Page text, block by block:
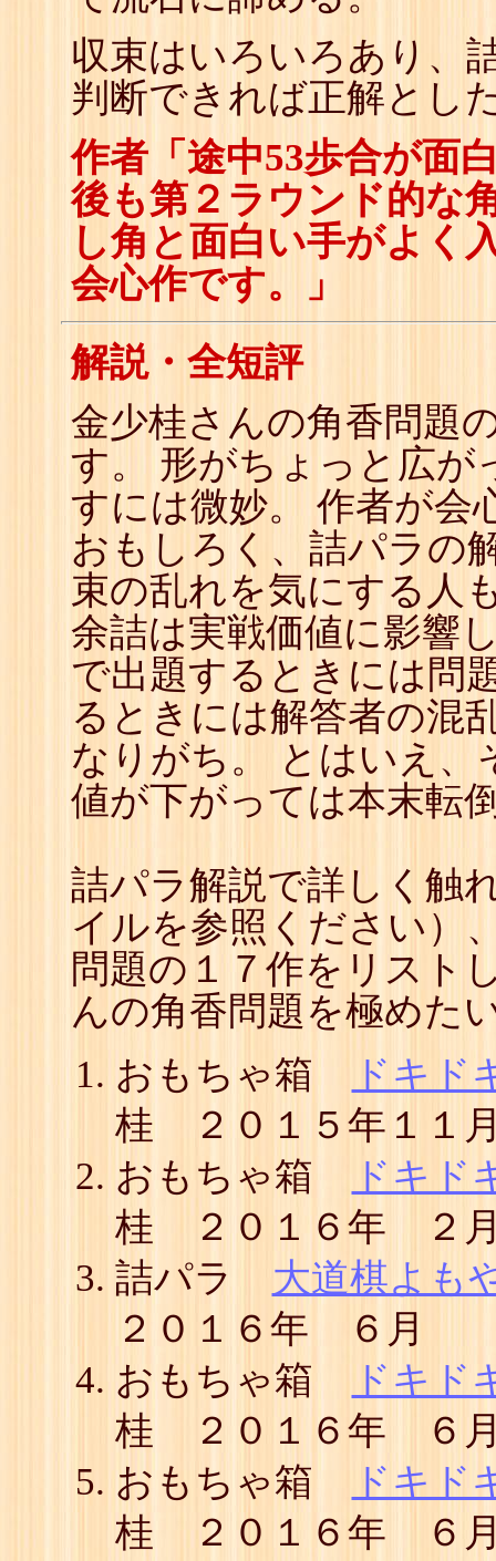
収束はいろいろあり、
判断できれば正解とし
作者「途中53歩合が面
後も第２ラウンド的な
し角と面白い手がよく
会心作です。」
解説・全短評
金少桂さんの角香問題
す。 形がちょっと広が
すには微妙。 作者が会
おもしろく、詰パラの
束の乱れを気にする人
余詰は実戦価値に影響
で出題するときには問
るときには解答者の混
なりがち。 とはいえ、
値が下がっては本末転
詰パラ解説で詳しく触
イルを参照ください）
問題の１７作をリスト
んの角香問題を極めた
おもちゃ箱
ドキ
桂 ２０１５年１１
おもちゃ箱
ドキ
桂 ２０１６年 ２
詰パラ 大道棋よも
２０１６年 ６月
おもちゃ箱
ドキ
桂 ２０１６年 ６
おもちゃ箱
ドキ
桂 ２０１６年 ６